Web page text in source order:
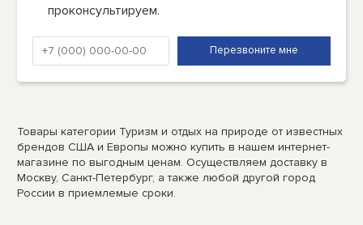
проконсультируем.
Товары категории Туризм и отдых на природе от известных
брендов США и Европы можно купить в нашем интернет-
магазине по выгодным ценам. Осуществляем доставку в
Москву, Санкт-Петербург, а также любой другой город
России в приемлемые сроки.